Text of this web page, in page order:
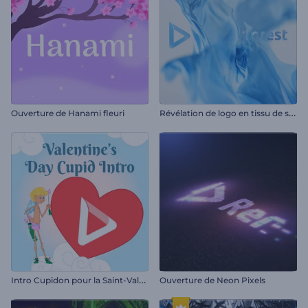
Ouverture de Hanami fleuri R
évélation de logo en tissu de soie
I
ntro Cupidon pour la Saint-Valentin Ouverture de Neon Pixels